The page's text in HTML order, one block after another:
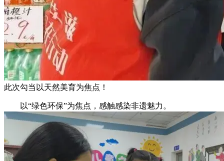
此次勾当以天然美育为焦点！
以“绿色环保”为焦点，感触感染非遗魅力。